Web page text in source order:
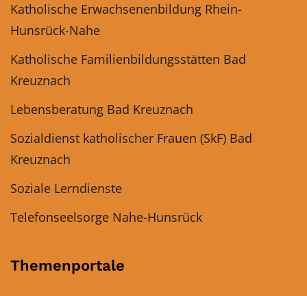
Katholische Erwachsenenbildung Rhein-
Hunsrück-Nahe
Katholische Familienbildungsstätten Bad
Kreuznach
Lebensberatung Bad Kreuznach
Sozialdienst katholischer Frauen (SkF) Bad
Kreuznach
Soziale Lerndienste
Telefonseelsorge Nahe-Hunsrück
Themenportale